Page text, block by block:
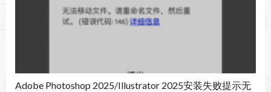
- 表情符号浏览器
- 统计数据
Adobe Photoshop 2025/Illustrator 2025安装失败提示无